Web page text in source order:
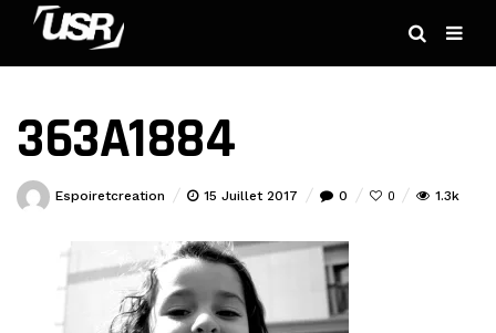
363A1884
Espoiretcreation 15 Juillet 2017 0 0 1.3k